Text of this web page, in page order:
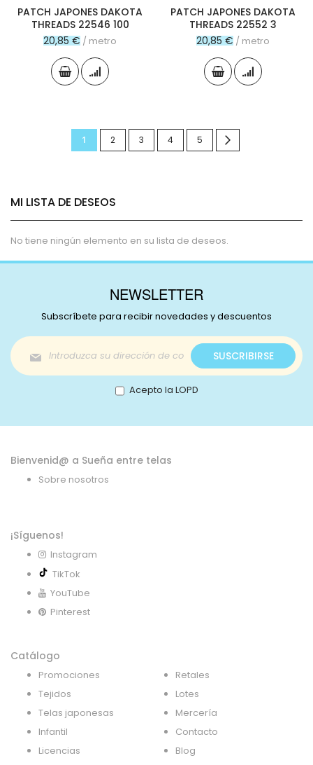
PATCH JAPONES DAKOTA
THREADS 22546 100
20,85 € / metro
PATCH JAPONES DAKOTA
THREADS 22552 3
20,85 € / metro
Página
Actualmente
página
1 Página
2 Página
3 Página
4 Página
5
MI LISTA DE DESEOS
No tiene ningún elemento en su lista de deseos.
NEWSLETTER
Subscríbete para recibir novedades y descuentos
Inscríbase
a
nuestro
boletín
de
SUSCRIBIRSE
Acepto la LOPD
Bienvenid@ a Sueña entre telas
Sobre nosotros
¡Síguenos!
Instagram
TikTok
YouTube
Pinterest
Catálogo
Promociones
Tejidos
Telas japonesas
Infantil
Licencias
Retales
Lotes
Mercería
Contacto
Blog